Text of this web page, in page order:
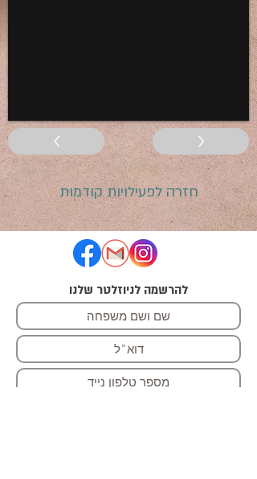
< >
חזרה לפעילויות קודמות
להרשמה לניוזלטר שלנו